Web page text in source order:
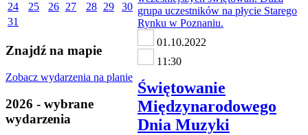
24
25 26 27 28 29
30
31
Znajdź na mapie
Zobacz wydarzenia na planie
2026 - wybrane
wydarzenia
01.10.2022
11:30
Świętowanie
Międzynarodowego
Dnia Muzyki